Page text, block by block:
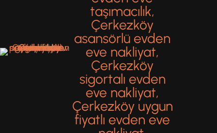
taşımacılık,
Çerkezköy
asansörlü evden
eve nakliyat,
Çerkezköy
sigortalı evden
eve nakliyat,
Çerkezköy uygun
fiyatlı evden eve